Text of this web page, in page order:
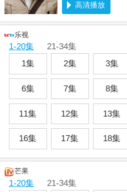
高清播放
乐视
1-20集
21-34集
1集
2集 3集
6集 7集 8集
11集 12集 13集
16集 17集 18集
芒果
1-20集
21-34集